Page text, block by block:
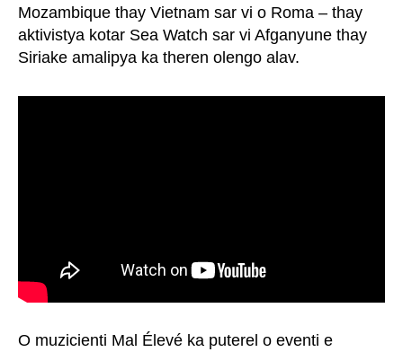
Mozambique thay Vietnam sar vi o Roma – thay
aktivistya kotar Sea Watch sar vi Afganyune thay
Siriake amalipya ka theren olengo alav.
O muzicienti Mal Élevé ka puterel o eventi e